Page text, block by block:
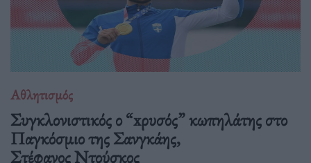
Αθλητισμός
Συγκλονιστικός ο “xρυσός” κωπηλάτης στο
Παγκόσμιο της Σανγκάης,
Στέφανος Ντούσκος